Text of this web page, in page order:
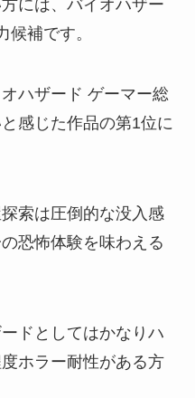
には、バイオハザー
候補です。
ハザード ゲーマー総
感じた作品の第1位に
索は圧倒的な没入感
恐怖体験を味わえる
ドとしてはかなりハ
ホラー耐性がある方